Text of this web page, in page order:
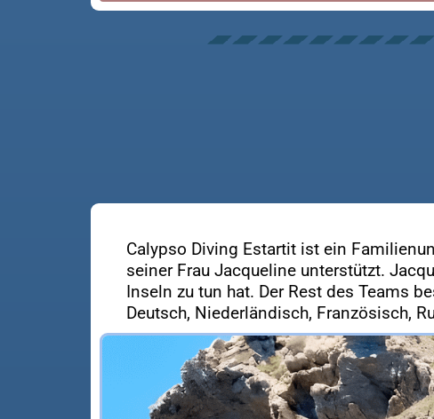
Calypso Diving Estartit ist ein
seiner Frau Jacqueline unterstützt.
Inseln zu tun hat. Der Rest des Teams
Deutsch, Niederländisch, Französisch,